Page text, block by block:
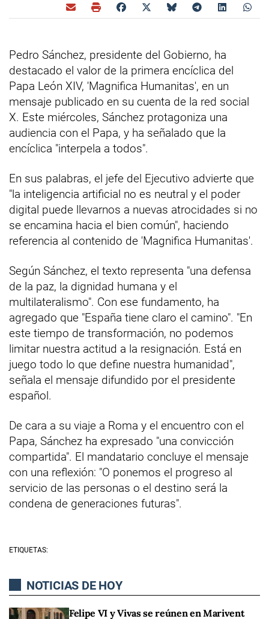
Pedro Sánchez, presidente del Gobierno, ha
destacado el valor de la primera encíclica del
Papa León XIV, 'Magnifica Humanitas', en un
mensaje publicado en su cuenta de la red social
X. Este miércoles, Sánchez protagoniza una
audiencia con el Papa, y ha señalado que la
encíclica "interpela a todos".
En sus palabras, el jefe del Ejecutivo advierte que
"la inteligencia artificial no es neutral y el poder
digital puede llevarnos a nuevas atrocidades si no
se encamina hacia el bien común", haciendo
referencia al contenido de 'Magnifica Humanitas'.
Según Sánchez, el texto representa "una defensa
de la paz, la dignidad humana y el
multilateralismo". Con ese fundamento, ha
agregado que "España tiene claro el camino". "En
este tiempo de transformación, no podemos
limitar nuestra actitud a la resignación. Está en
juego todo lo que define nuestra humanidad",
señala el mensaje difundido por el presidente
español.
De cara a su viaje a Roma y el encuentro con el
Papa, Sánchez ha expresado "una convicción
compartida". El mandatario concluye el mensaje
con una reflexión: "O ponemos el progreso al
servicio de las personas o el destino será la
condena de generaciones futuras".
ETIQUETAS:
NOTICIAS DE HOY
Felipe VI y Vivas se reúnen en Marivent